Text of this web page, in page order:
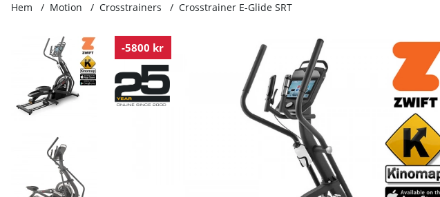
Hem Motion Crosstrainers Crosstrainer E-Glide SRT
-5800 kr
Produktbilder Crosstrainer E-Glide SRT